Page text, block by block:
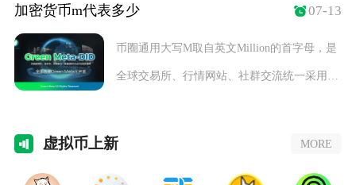
加密货币m代表多少 07-13
币圈通用大写M取自英文Million的首字母，是
全球交易所、行情网站、社群交流统一采用的
虚拟币上新 MORE